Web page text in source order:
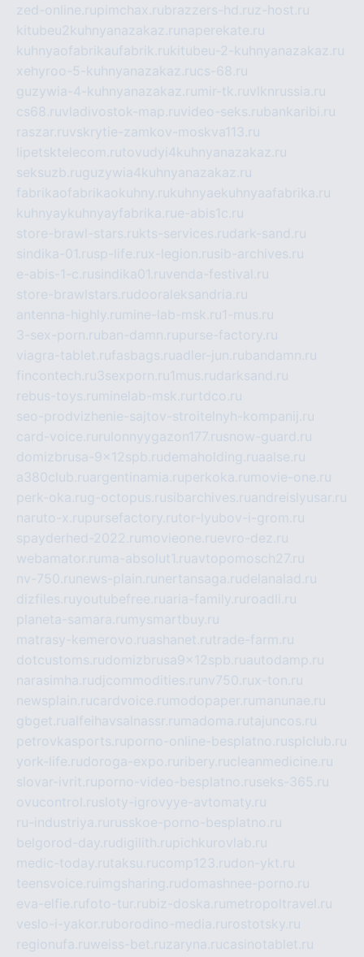
zed-online.rupimchax.rubrazzers-hd.ruz-host.ru
kitubeu2kuhnyanazakaz.ru naperekate.ru
kuhnyaofabrikaufabrik.rukitubeu-2-kuhnyanazakaz.ru
xehyroo-5-kuhnyanazakaz.rucs-68.ru
guzywia-4-kuhnyanazakaz.ru mir-tk.ruvlknrussia.ru
cs68.ruvladivostok-map.ruvideo-seks.rubankaribi.ru
raszar.ruvskrytie-zamkov-moskva113.ru
lipetsktelecom.rutovudyi4kuhnyanazakaz.ru
seksuzb.ruguzywia4kuhnyanazakaz.ru
fabrikaofabrikaokuhny.rukuhnyaekuhnyaafabrika.ru
kuhnyaykuhnyayfabrika.rue-abis1c.ru
store-brawl-stars.rukts-services.rudark-sand.ru
sindika-01.rusp-life.rux-legion.rusib-archives.ru
e-abis-1-c.rusindika01.ruvenda-festival.ru
store-brawlstars.rudooraleksandria.ru
antenna-highly.ru mine-lab-msk.ru1-mus.ru
3-sex-porn.ruban-damn.rupurse-factory.ru
viagra-tablet.rufasbags.ruadler-jun.rubandamn.ru
fincontech.ru3sexporn.ru1mus.rudarksand.ru
rebus-toys.ru minelab-msk.ru rtdco.ru
seo-prodvizhenie-sajtov-stroitelnyh-kompanij.ru
card-voice.ru rulonnyygazon177.rusnow-guard.ru
domizbrusa-9x12spb.rudemaholding.ruaalse.ru
a380club.ruargentinamia.ruperkoka.ru movie-one.ru
perk-oka.rug-octopus.rusibarchives.ruandreislyusar.ru
naruto-x.rupursefactory.rutor-lyubov-i-grom.ru
spayderhed-2022.ru movieone.ruevro-dez.ru
webamator.ru ma-absolut1.ruavtopomosch27.ru
nv-750.ru news-plain.ru nertansaga.rudelanalad.ru
dizfiles.ruyoutubefree.ruaria-family.ru roadli.ru
planeta-samara.ru mysmartbuy.ru
matrasy-kemerovo.ruashanet.rutrade-farm.ru
dotcustoms.rudomizbrusa9x12spb.ruautodamp.ru
narasimha.rudjcommodities.ru nv750.rux-ton.ru
newsplain.rucardvoice.ru modopaper.ru manunae.ru
gbget.rualfeihavsalnassr.ru madoma.rutajuncos.ru
petrovkasports.ruporno-online-besplatno.rusplclub.ru
york-life.rudoroga-expo.ru ribery.rucleanmedicine.ru
slovar-ivrit.ruporno-video-besplatno.ruseks-365.ru
ovucontrol.rusloty-igrovyye-avtomaty.ru
ru-industriya.ru russkoe-porno-besplatno.ru
belgorod-day.rudigilith.rupichkurovlab.ru
medic-today.rutaksu.rucomp123.rudon-ykt.ru
teensvoice.ru imgsharing.rudomashnee-porno.ru
eva-elfie.rufoto-tur.rubiz-doska.ru metropoltravel.ru
veslo-i-yakor.ruborodino-media.ru rostotsky.ru
regionufa.ruweiss-bet.ruzaryna.rucasinotablet.ru